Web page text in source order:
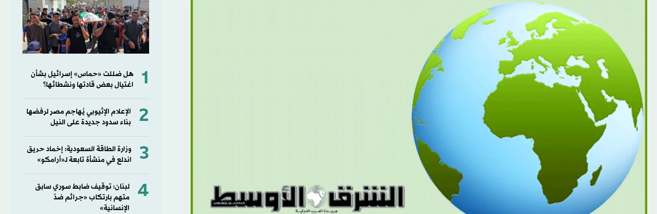
1
هل ضللت «حماس» إسرائيل بشأن
اغتيال بعض قادتها ونشطائها؟
2
الإعلام الإثيوبي يُهاجم مصر لرفضها
بناء سدود جديدة على النيل
3
وزارة الطاقة السعودية: إخماد حريق
اندلع في منشأة تابعة لـ«أرامكو»
4
لبنان: توقيف ضابط سوري سابق
متهم بارتكاب «جرائم ضدّ
الإنسانية»